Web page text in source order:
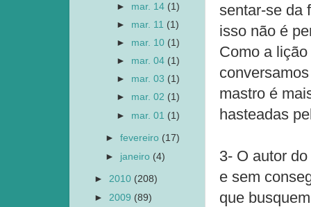
sentar-se da
isso não é
Como a
mastro é
hasteadas
3- O autor
e sem
que
► mar. 14 (1)
► mar. 11 (1)
► mar. 10 (1)
► mar. 04 (1)
► mar. 03 (1)
► mar. 02 (1)
► mar. 01 (1)
►fevereiro (17)
► janeiro (4)
► 2010 (208)
► 2009 (89)